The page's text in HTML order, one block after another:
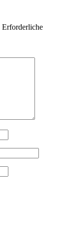
Erforderliche